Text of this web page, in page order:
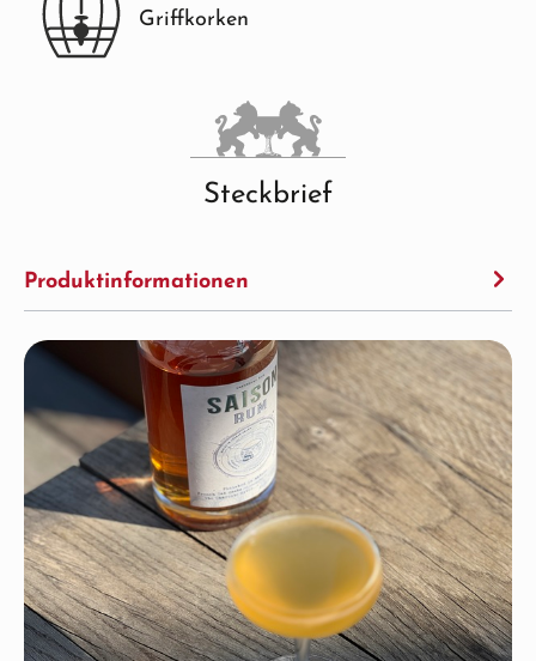
Griffkorken
Steckbrief
Produktinformationen